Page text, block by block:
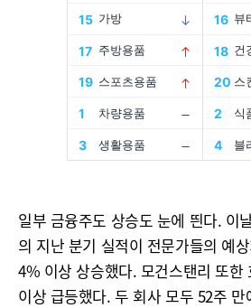
일부 금융주도 상승도 눈에 띈다. 이
의 지난 분기 실적이 전문가들의 예
4% 이상 상승했다. 모건스탠리 또한
이상 급등했다. 두 회사 모두 52주